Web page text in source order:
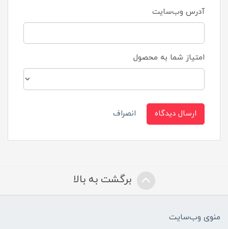
آدرس وب‌سایت
امتیاز شما به محصول
ارسال دیدگاه انصراف
برگشت به بالا
منوی وب‌سایت